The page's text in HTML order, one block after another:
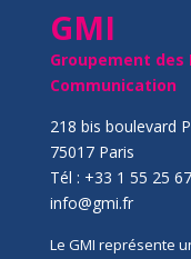
GMI
Groupement des
Communication
218 bis boulevard
75017 Paris
Tél : +33 1 55 25
info@gmi.fr
Le GMI représente